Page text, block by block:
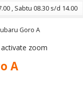
, Sabtu 08.30 s/d 14.00
Goro A
activate zoom
A